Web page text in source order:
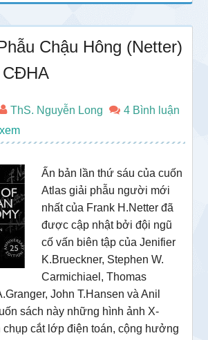
Chậu Hông (Netter)
CĐHA
ThS. Nguyễn Long
4 Bình luận
Ấn bản lần thứ sáu của cuốn
Atlas giải phẫu người mới
nhất của Frank H.Netter đã
được cập nhật bởi đội ngũ
cố vấn biên tập của Jenifier
K.Brueckner, Stephen W.
Carmichiael, Thomas
John T.Hansen và Anil
sách này những hình ảnh X-
chụp cắt lớp điện toán, cộng hưởng